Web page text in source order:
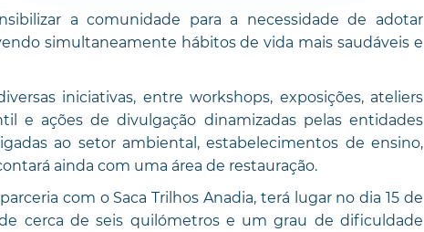
a comunidade para a necessidade de adotar
simultaneamente hábitos de vida mais saudáveis e
iniciativas, entre workshops, exposições, ateliers
e ações de divulgação dinamizadas pelas entidades
ao setor ambiental, estabelecimentos de ensino,
ainda com uma área de restauração.
com o Saca Trilhos Anadia, terá lugar no dia 15 de
cerca de seis quilómetros e um grau de dificuldade